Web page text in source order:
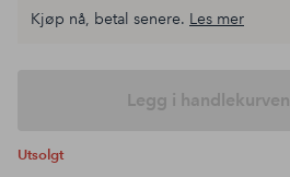
Kjøp nå, betal senere. Les mer
Legg i handlekurven
Utsolgt